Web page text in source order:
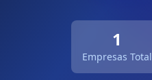
1
Empresas Total